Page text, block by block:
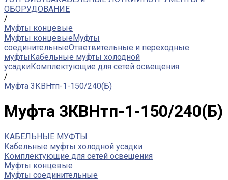
ОБОРУДОВАНИЕ
/
Муфты концевые
Муфты концевыеМуфты
соединительныеОтветвительные и переходные
муфтыКабельные муфты холодной
усадкиКомплектующие для сетей освещения
/
Муфта 3КВНтп-1-150/240(Б)
Муфта 3КВНтп-1-150/240(Б)
КАБЕЛЬНЫЕ МУФТЫ
Кабельные муфты холодной усадки
Комплектующие для сетей освещения
Муфты концевые
Муфты соединительные